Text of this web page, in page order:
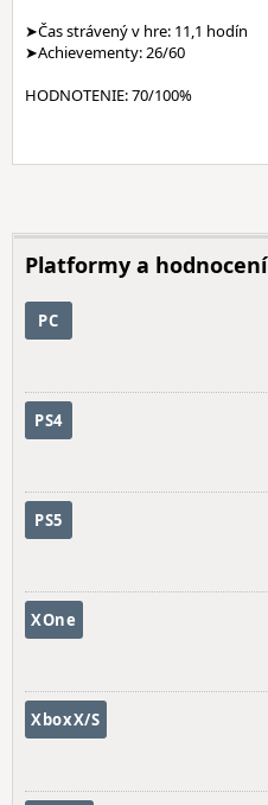
➤Čas strávený v hre: 11,1 hodín
➤Achievementy: 26/60
HODNOTENIE: 70/100%
Platformy a hodnocení
PC
PS4
PS5
XOne
XboxX/S